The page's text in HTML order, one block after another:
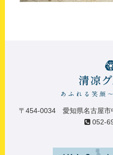
〒454-0034 愛知県名古屋市
052-